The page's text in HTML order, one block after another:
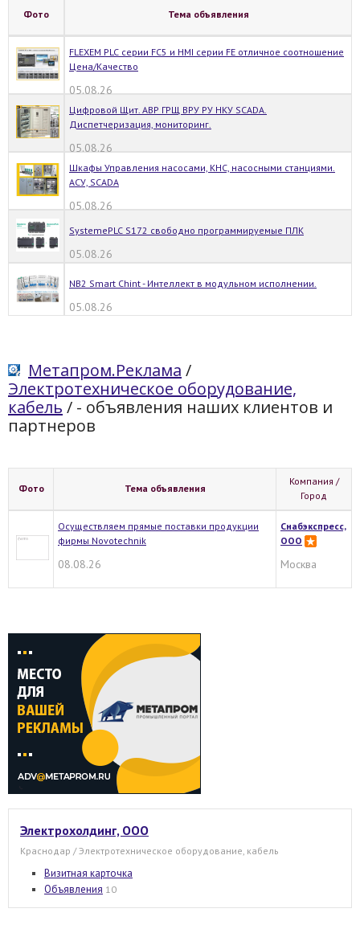
Фото Тема объявления
FLEXEM PLC серии FC5 и HMI серии FE отличное соотношение
Цена/Качество
05.08.26
Цифровой Щит. АВР ГРЩ ВРУ РУ НКУ SCADA.
Диспетчеризация, мониторинг.
05.08.26
Шкафы Управления насосами, КНС, насосными станциями.
АСУ, SCADA
05.08.26
SystemePLC S172 свободно программируемые ПЛК
05.08.26
NB2 Smart Chint - Интеллект в модульном исполнении.
05.08.26
Метапром.Реклама /
Электротехническое оборудование,
кабель / - объявления наших клиентов и
партнеров
Фото Тема объявления
Компания /
Город
Осуществляем прямые поставки продукции
фирмы Novotechnik
08.08.26
Снабэкспресс,
ООО
Москва
Электрохолдинг, ООО
Краснодар / Электротехническое оборудование, кабель
Визитная карточка
Объявления 10